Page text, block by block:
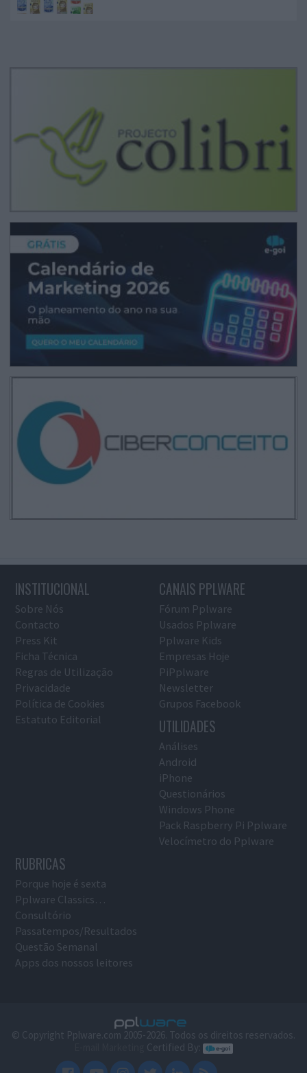
INSTITUCIONAL
Sobre Nós
Contacto
Press Kit
Ficha Técnica
Regras de Utilização
Privacidade
Política de Cookies
Estatuto Editorial
CANAIS PPLWARE
Fórum Pplware
Usados Pplware
Pplware Kids
Empresas Hoje
PiPplware
Newsletter
Grupos Facebook
UTILIDADES
Análises
Android
iPhone
Questionários
Windows Phone
Pack Raspberry Pi Pplware
Velocímetro do Pplware
RUBRICAS
Porque hoje é sexta
Pplware Classics…
Consultório
Passatempos/Resultados
Questão Semanal
Apps dos nossos leitores
© Copyright Pplware.com 2005-2026. Todos os direitos reservados.
Certified By: